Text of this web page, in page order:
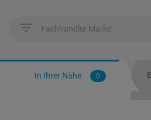
Fachhändler Marke
In Ihrer Nähe 0